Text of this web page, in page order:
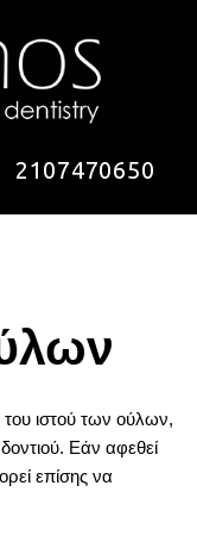
2107470650
ιστού των ούλων,
Εάν αφεθεί
επίσης να